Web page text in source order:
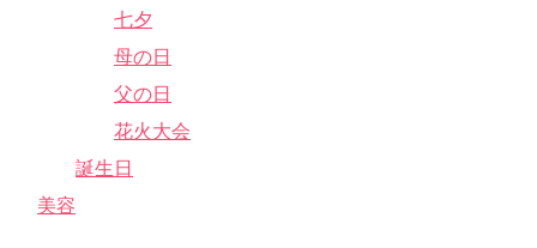
七夕
母の日
父の日
花火大会
誕生日
美容